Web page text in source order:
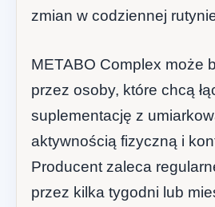
zmian w codziennej
METABO Complex może
przez osoby, które chcą
suplementację z
aktywnością fizyczną i
Producent zaleca
przez kilka tygodni lub